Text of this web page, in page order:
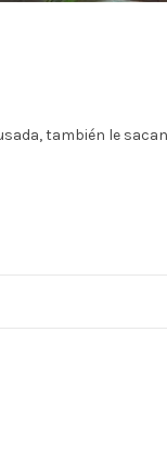
también le